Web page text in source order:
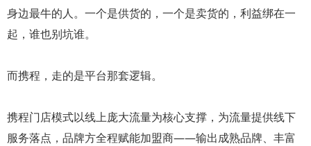
身边最牛的人。一个是供货的，一个是卖货的，利益绑在一
起，谁也别坑谁。
而携程，走的是平台那套逻辑。
携程门店模式以线上庞大流量为核心支撑，为流量提供线下
服务落点，品牌方全程赋能加盟商——输出成熟品牌、丰富